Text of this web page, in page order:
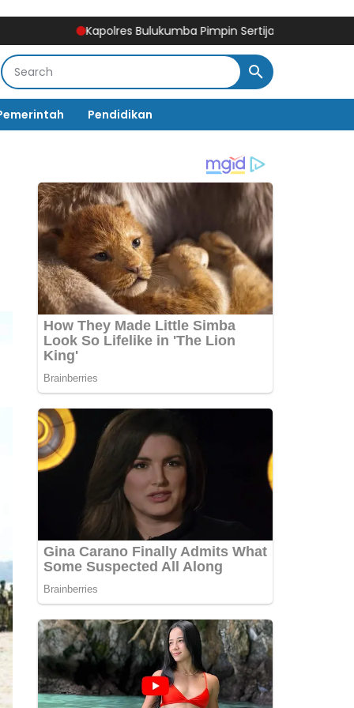
Kapolres Bulukumba Pimpin Sertijab Kabag, Kasat,
Pendidikan